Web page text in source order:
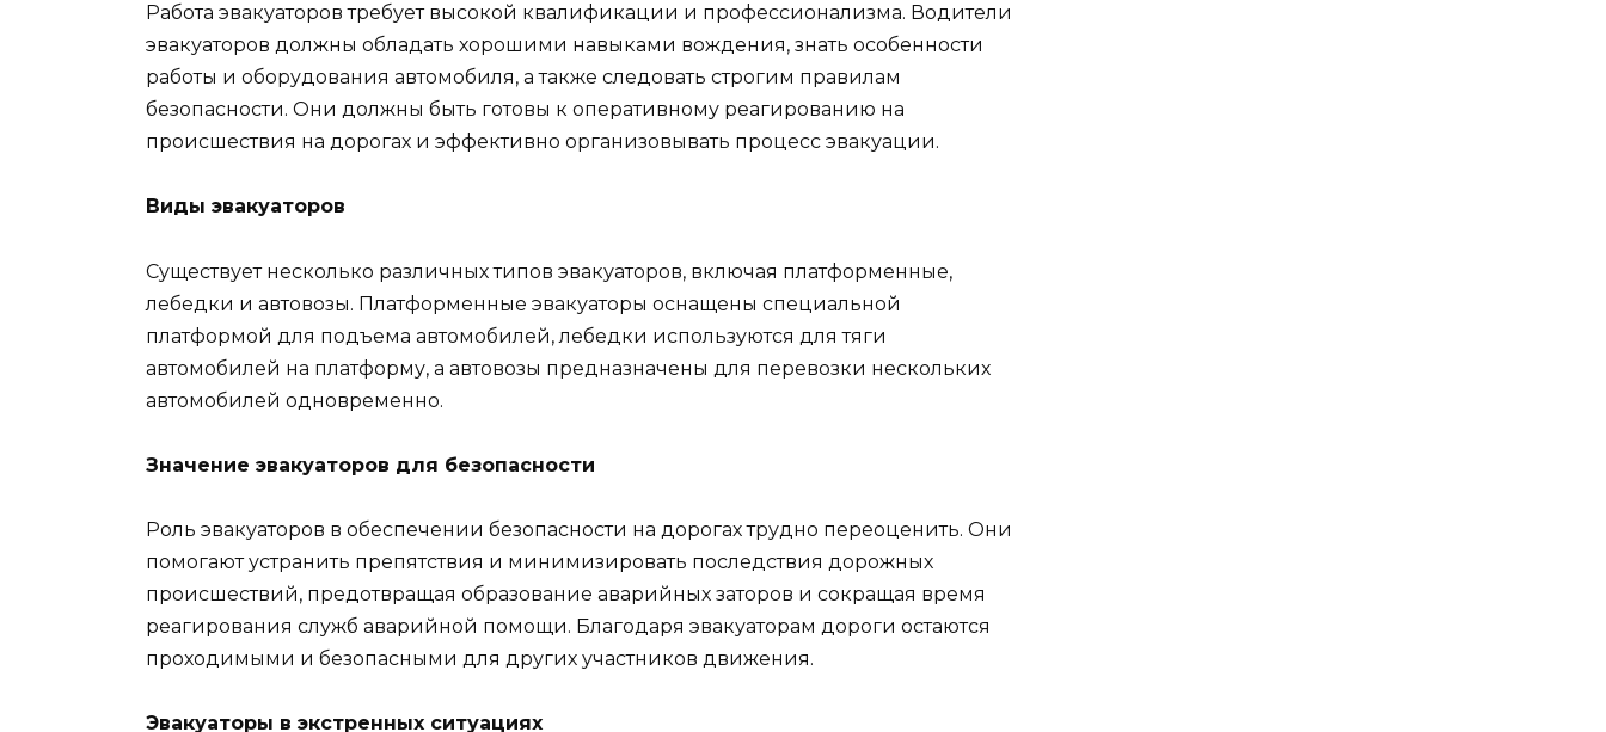
Работа эвакуаторов требует высокой квалификации и профессионализма. Водители
эвакуаторов должны обладать хорошими навыками вождения, знать особенности
работы и оборудования автомобиля, а также следовать строгим правилам
безопасности. Они должны быть готовы к оперативному реагированию на
происшествия на дорогах и эффективно организовывать процесс эвакуации.
Виды эвакуаторов
Существует несколько различных типов эвакуаторов, включая платформенные,
лебедки и автовозы. Платформенные эвакуаторы оснащены специальной
платформой для подъема автомобилей, лебедки используются для тяги
автомобилей на платформу, а автовозы предназначены для перевозки нескольких
автомобилей одновременно.
Значение эвакуаторов для безопасности
Роль эвакуаторов в обеспечении безопасности на дорогах трудно переоценить. Они
помогают устранить препятствия и минимизировать последствия дорожных
происшествий, предотвращая образование аварийных заторов и сокращая время
реагирования служб аварийной помощи. Благодаря эвакуаторам дороги остаются
проходимыми и безопасными для других участников движения.
Эвакуаторы в экстренных ситуациях